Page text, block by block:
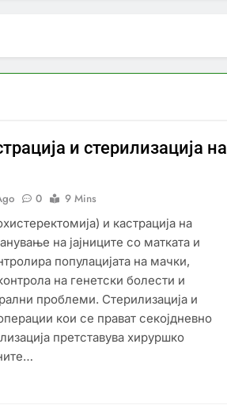
и стерилизација на
0
9 Mins
и кастрација на
на јајниците со матката и
популацијата на мачки,
на генетски болести и
проблеми. Стерилизација и
кои се прават секојдневно
претставува хируршко